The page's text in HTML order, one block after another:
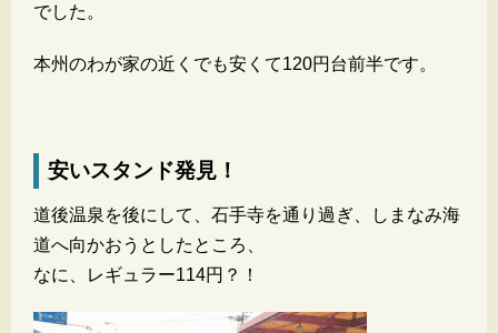
でした。
本州のわが家の近くでも安くて120円台前半です。
安いスタンド発見！
道後温泉を後にして、石手寺を通り過ぎ、しまなみ海
道へ向かおうとしたところ、
なに、レギュラー114円？！